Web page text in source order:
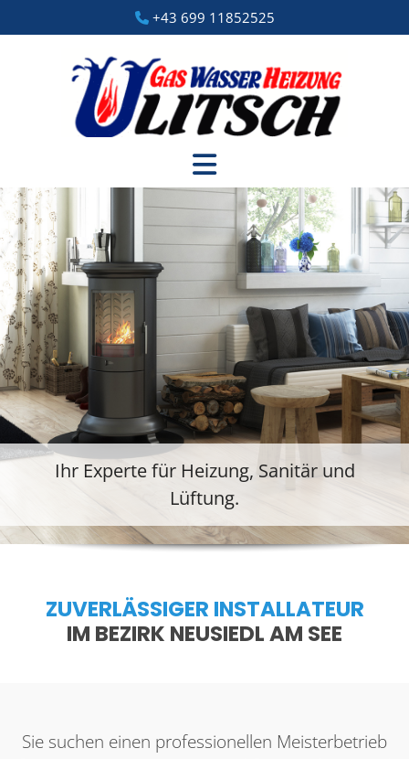
 +43 699 11852525
Ihr Experte für Heizung, Sanitär und
Lüftung.
ZUVERLÄSSIGER INSTALLATEUR
IM BEZIRK NEUSIEDL AM SEE
Sie suchen einen professionellen Meisterbetrieb